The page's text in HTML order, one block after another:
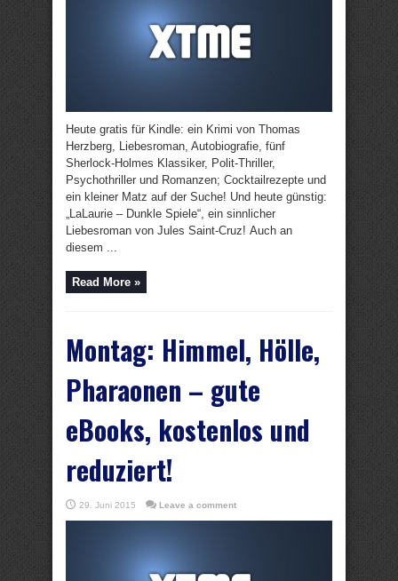
Heute gratis für Kindle: ein Krimi von Thomas
Herzberg, Liebesroman, Autobiografie, fünf
Sherlock-Holmes Klassiker, Polit-Thriller,
Psychothriller und Romanzen; Cocktailrezepte und
ein kleiner Matz auf der Suche! Und heute günstig:
„LaLaurie – Dunkle Spiele“, ein sinnlicher
Liebesroman von Jules Saint-Cruz! Auch an
diesem ...
Read More »
Montag: Himmel, Hölle,
Pharaonen – gute
eBooks, kostenlos und
reduziert!
29. Juni 2015 Leave a comment